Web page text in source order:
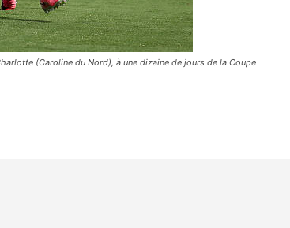
(Caroline du Nord), à une dizaine de jours de la Coupe